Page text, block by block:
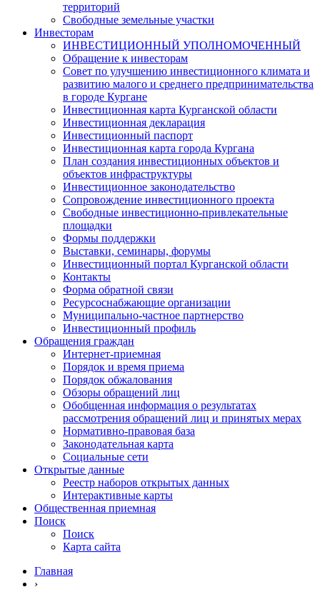
территорий
Свободные земельные участки
Инвесторам
ИНВЕСТИЦИОННЫЙ УПОЛНОМОЧЕННЫЙ
Обращение к инвесторам
Совет по улучшению инвестиционного климата и
развитию малого и среднего предпринимательства
в городе Кургане
Инвестиционная карта Курганской области
Инвестиционная декларация
Инвестиционный паспорт
Инвестиционная карта города Кургана
План создания инвестиционных объектов и
объектов инфраструктуры
Инвестиционное законодательство
Сопровождение инвестиционного проекта
Свободные инвестиционно-привлекательные
площадки
Формы поддержки
Выставки, семинары, форумы
Инвестиционный портал Курганской области
Контакты
Форма обратной связи
Ресурсоснабжающие организации
Муниципально-частное партнерство
Инвестиционный профиль
Обращения граждан
Интернет-приемная
Порядок и время приема
Порядок обжалования
Обзоры обращений лиц
Обобщенная информация о результатах
рассмотрения обращений лиц и принятых мерах
Нормативно-правовая база
Законодательная карта
Социальные сети
Открытые данные
Реестр наборов открытых данных
Интерактивные карты
Общественная приемная
Поиск
Поиск
Карта сайта
Главная
›